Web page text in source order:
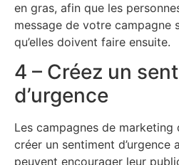
en gras, afin que les
message de votre campagne
qu’elles doivent faire ensuite.
4 – Créez un
d’urgence
Les campagnes de
créer un sentiment
peuvent encourager leur